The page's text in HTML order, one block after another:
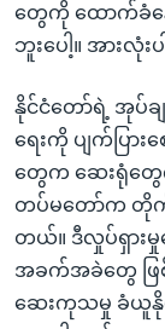
တွေကို ထောက်ခံနေ
ဘူးပေါ့။ အားလုံး
နိုင်ငံတော်ရဲ့ အုပ်ချု
ရေးကို ပျက်ပြာ
တွေက ဆေးရုံတွေကို
တပ်မတော်က တိုက်
တယ်။ ဒီလှုပ်ရှားမှု
အခက်အခဲတွေ ဖြ
ဆေးကုသမှု ခံယူနို